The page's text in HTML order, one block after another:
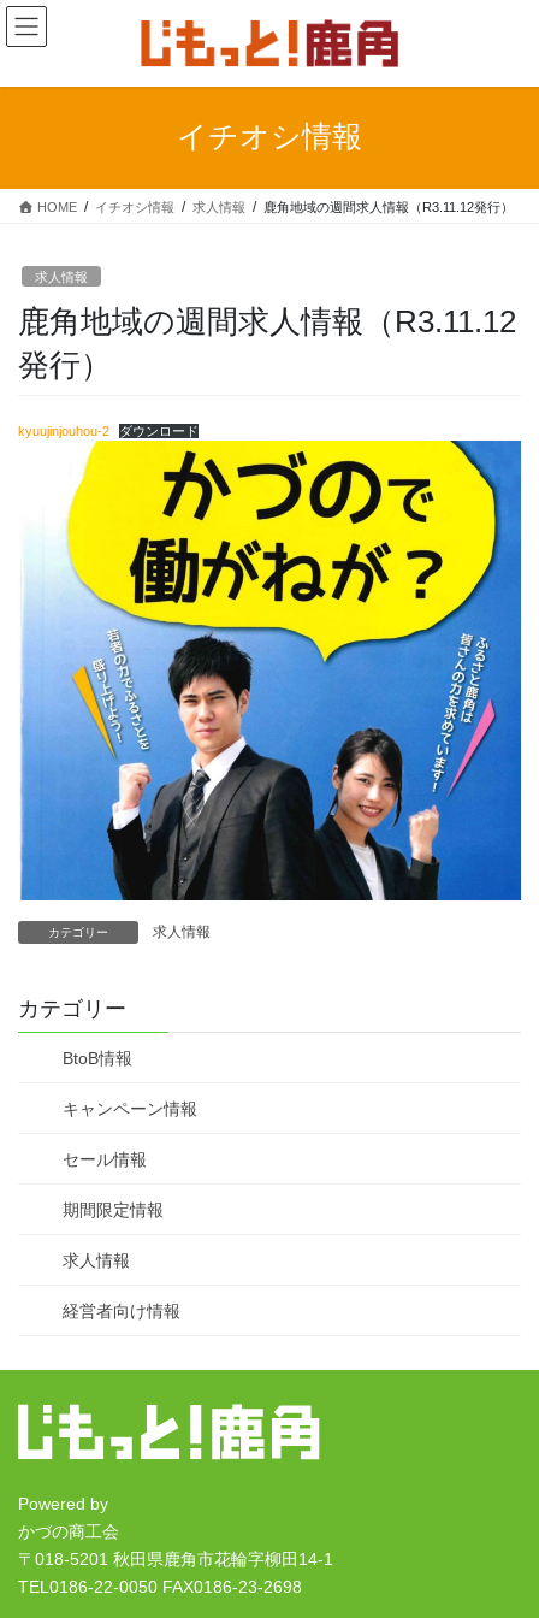
コ
ン
ン
動
ナ
ビ
ー
に
イチオシ情報
HOME イチオシ情報 求人情報 鹿角地域の週間求人情報（R3.11.12発行）
求人情報
鹿角地域の週間求人情報（R3.11.12
発行）
kyuujinjouhou-2 ダウンロード
カテゴリー 求人情報
カテゴリー
BtoB情報
キャンペーン情報
セール情報
期間限定情報
求人情報
経営者向け情報
Powered by
かづの商工会
〒018-5201 秋田県鹿角市花輪字柳田14-1
TEL0186-22-0050 FAX0186-23-2698